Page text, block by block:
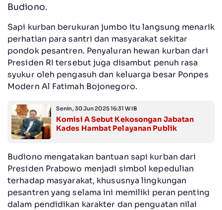
Budiono.
Sapi kurban berukuran jumbo itu langsung menarik
perhatian para santri dan masyarakat sekitar
pondok pesantren. Penyaluran hewan kurban dari
Presiden RI tersebut juga disambut penuh rasa
syukur oleh pengasuh dan keluarga besar Ponpes
Modern Al Fatimah Bojonegoro.
Senin, 30 Jun 2025 16:31 WIB
Komisi A Sebut Kekosongan Jabatan
Kades Hambat Pelayanan Publik
Budiono mengatakan bantuan sapi kurban dari
Presiden Prabowo menjadi simbol kepedulian
terhadap masyarakat, khususnya lingkungan
pesantren yang selama ini memiliki peran penting
dalam pendidikan karakter dan penguatan nilai